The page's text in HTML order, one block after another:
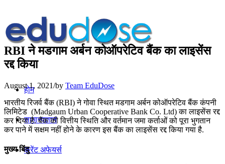
होम
सामान्यज्ञान
करेंट अफेयर्स
RBI ने मडगाम अर्बन कोऑपरेटिव बैंक का लाइसेंस
रद्द किया
August 1, 2021/by Team EduDose
भारतीय रिजर्व बैंक (RBI) ने गोवा स्थित मडगाम अर्बन कोऑपरेटिव बैंक कंपनी
लिमिटेड (Madgaum Urban Cooperative Bank Co. Ltd) का लाइसेंस रद्द
कर दिया है. बैंक की वित्तीय स्थिति और वर्तमान जमा कर्ताओं को पूरा भुगतान
कर पाने में सक्षम नहीं होने के कारण इस बैंक का लाइसेंस रद्द किया गया है.
मुख्य बिंदु